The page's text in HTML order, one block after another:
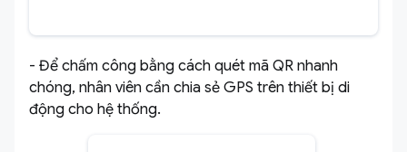
- Để chấm công bằng cách quét mã QR nhanh
chóng, nhân viên cần chia sẻ GPS trên thiết bị di
động cho hệ thống.